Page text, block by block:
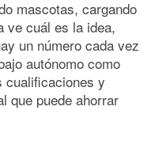
mascotas, cargando
ve cuál es la idea,
un número cada vez
autónomo como
cualificaciones y
que puede ahorrar